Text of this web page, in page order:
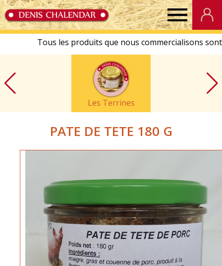
Denis
Chalendar
Les Terrines
PATE DE TETE 180 G